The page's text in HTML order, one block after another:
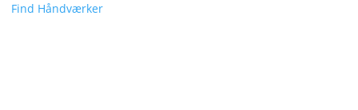
Find Håndværker